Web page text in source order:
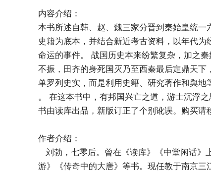
内容介绍：
本书所述自韩、赵、魏三家分晋到秦始皇统
史籍为底本，并结合新近考古资料，以年代
命运的事件。 战国历史本来纷繁复杂，加之
不振，田齐的身死国灭乃至西秦最后定鼎天
单罗列史实，而是利用史籍、研究著作和舆
。 在这本书中，有邦国兴亡之道，游士沉浮
书由读库出品，新版订正了个别讹误。购买请
作者介绍：
刘勃，七零后。曾在《读库》《中堂闲话》
游》《传奇中的大唐》等书。现任教于南京三